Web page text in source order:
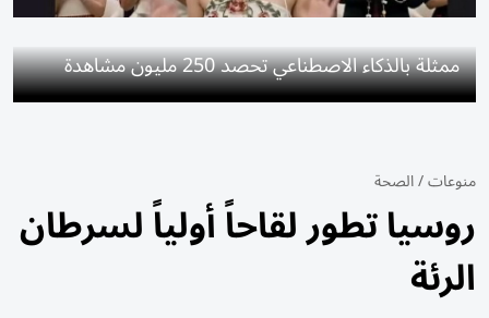
ممثلة بالذكاء الاصطناعي تحصد 250 مليون مشاهدة
منوعات/الصحة
روسيا تطور لقاحاً أولياً لسرطان
الرئة